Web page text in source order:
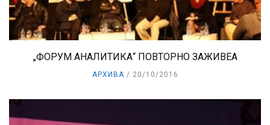
„ФОРУМ АНАЛИТИКА“ ПОВТОРНО ЗАЖИВЕА
АРХИВА 20/10/2016